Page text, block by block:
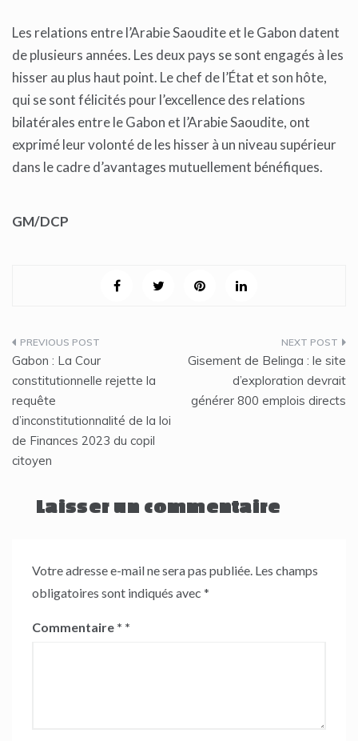
Les relations entre l’Arabie Saoudite et le Gabon datent
de plusieurs années. Les deux pays se sont engagés à les
hisser au plus haut point. Le chef de l’État et son hôte,
qui se sont félicités pour l’excellence des relations
bilatérales entre le Gabon et l’Arabie Saoudite, ont
exprimé leur volonté de les hisser à un niveau supérieur
dans le cadre d’avantages mutuellement bénéfiques.
GM/DCP
Navigation
de
l’article
Gabon : La Cour
constitutionnelle rejette la
requête
d’inconstitutionnalité de la loi
de Finances 2023 du copil
citoyen
Gisement de Belinga : le site
d’exploration devrait
générer 800 emplois directs
Laisser un commentaire
Votre adresse e-mail ne sera pas publiée. Les champs
obligatoires sont indiqués avec *
Commentaire *